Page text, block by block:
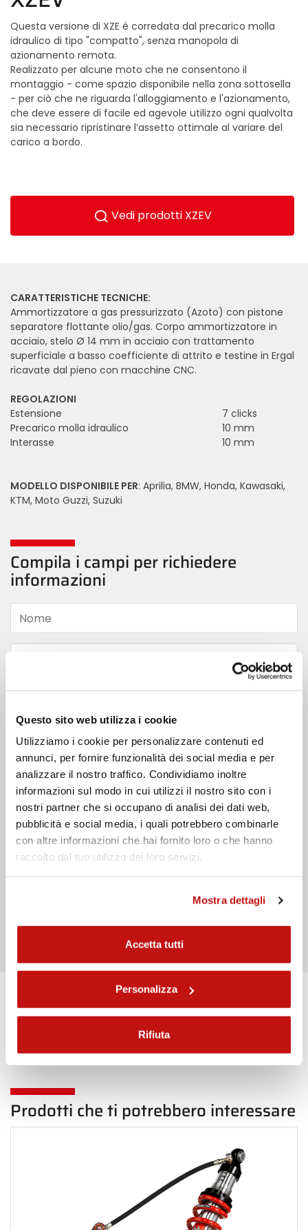
Questo sito web utilizza i cookie
Utilizziamo i cookie per personalizzare contenuti ed
annunci, per fornire funzionalità dei social media e per
analizzare il nostro traffico. Condividiamo inoltre
informazioni sul modo in cui utilizzi il nostro sito con i
nostri partner che si occupano di analisi dei dati web,
pubblicità e social media, i quali potrebbero combinarle
con altre informazioni che hai fornito loro o che hanno
raccolto dal tuo utilizzo dei loro servizi.
Mostra dettagli
Accetta tutti
Personalizza
Rifiuta
Questa versione di XZE è corredata dal precarico molla
idraulico di tipo "compatto", senza manopola di
azionamento remota.
Realizzato per alcune moto che ne consentono il
montaggio - come spazio disponibile nella zona sottosella
- per ciò che ne riguarda l'alloggiamento e l'azionamento,
che deve essere di facile ed agevole utilizzo ogni qualvolta
sia necessario ripristinare l’assetto ottimale al variare del
carico a bordo.
Vedi prodotti XZEV
CARATTERISTICHE TECNICHE:
Ammortizzatore a gas pressurizzato (Azoto) con pistone
separatore flottante olio/gas. Corpo ammortizzatore in
acciaio, stelo Ø 14 mm in acciaio con trattamento
superficiale a basso coefficiente di attrito e testine in Ergal
ricavate dal pieno con macchine CNC.
REGOLAZIONI
Estensione
7 clicks
Precarico molla idraulico
10 mm
Interasse
10 mm
MODELLO DISPONIBILE PER: Aprilia, BMW, Honda, Kawasaki,
KTM, Moto Guzzi, Suzuki
Compila i campi per richiedere
informazioni
Nome
Telefono
Messaggio
Invia
Torna indietro in Posteriore
Prodotti che ti potrebbero interessare